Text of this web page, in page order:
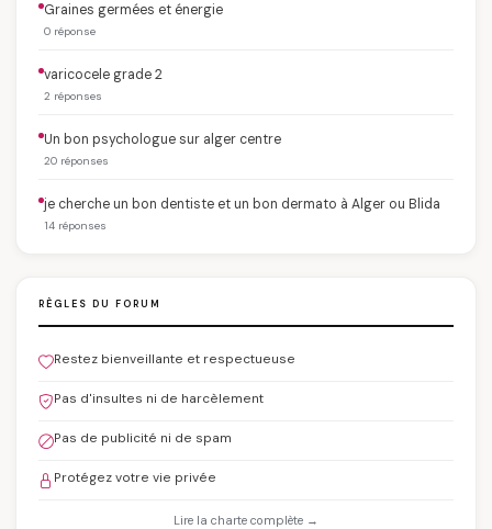
Graines germées et énergie
0 réponse
varicocele grade 2
2 réponses
Un bon psychologue sur alger centre
20 réponses
je cherche un bon dentiste et un bon dermato à Alger ou Blida
14 réponses
RÈGLES DU FORUM
Restez bienveillante et respectueuse
Pas d'insultes ni de harcèlement
Pas de publicité ni de spam
Protégez votre vie privée
Lire la charte complète →